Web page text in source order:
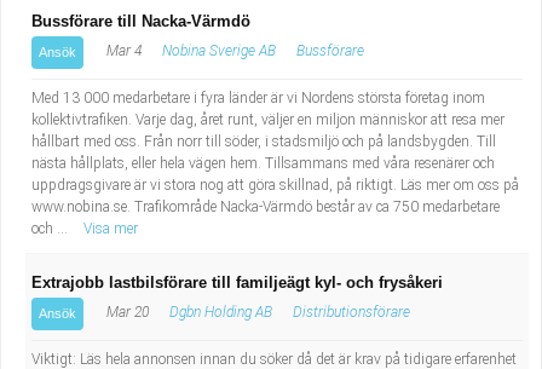
Bussförare till Nacka-Värmdö
Ansök Mar 4 Nobina Sverige AB Bussförare
Med 13 000 medarbetare i fyra länder är vi Nordens största företag inom
kollektivtrafiken. Varje dag, året runt, väljer en miljon människor att resa mer
hållbart med oss. Från norr till söder, i stadsmiljö och på landsbygden. Till
nästa hållplats, eller hela vägen hem. Tillsammans med våra resenärer och
uppdragsgivare är vi stora nog att göra skillnad, på riktigt. Läs mer om oss på
www.nobina.se. Trafikområde Nacka-Värmdö består av ca 750 medarbetare
och ...
Visa mer
Extrajobb lastbilsförare till familjeägt kyl- och frysåkeri
Ansök Mar 20 Dgbn Holding AB Distributionsförare
Viktigt: Läs hela annonsen innan du söker då det är krav på tidigare erfarenhet